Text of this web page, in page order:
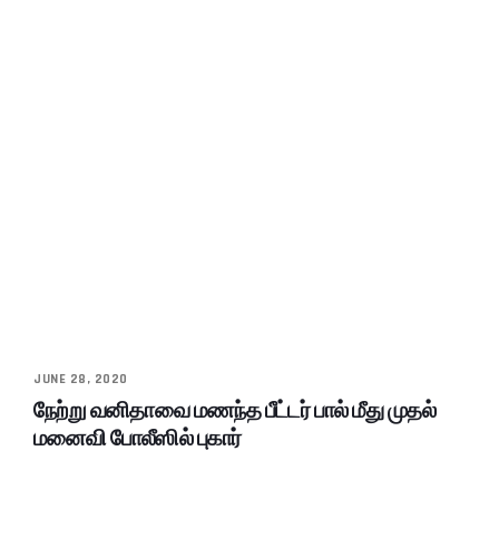
JUNE 28, 2020
நேற்று வனிதாவை மணந்த பீட்டர் பால் மீது முதல்
மனைவி போலீஸில் புகார்